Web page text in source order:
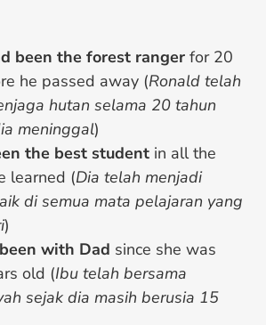
been the forest ranger for 20
he passed away (Ronald telah
hutan selama 20 tahun
meninggal)
the best student in all the
learned (Dia telah menjadi
di semua mata pelajaran yang
)
with Dad since she was
old (Ibu telah bersama
sejak dia masih berusia 15